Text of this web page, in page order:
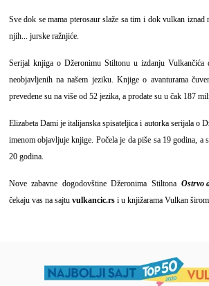
Sve dok se mama pterosaur slaže sa tim i dok vulkan
njih... jurske ražnjiće.
Serijal knjiga o Džeronimu Stiltonu u izdanju Vulkančića
neobjavljenih na našem jeziku. Knjige o avanturama
prevedene su na više od 52 jezika, a prodate su u čak 187
Elizabeta Dami je italijanska spisateljica i autorka serijala o
imenom objavljuje knjige. Počela je da piše sa 19 godina, a
20 godina.
Nove zabavne dogodovštine Džeronima Stiltona Ostrvo
čekaju vas na sajtu vulkancic.rsi u knjižarama Vulkan